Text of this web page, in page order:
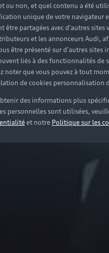
ou non, et quel contenu a été
unique de votre navigateur
être partagées avec d'autres sites
et les annonceurs Audi,
être présenté sur d'autres sites
liés à des fonctionnalités de
noter que vous pouvez à tout
de cookies personnalisation
des informations plus
personnelles sont utilisées,
et notre Politique sur les